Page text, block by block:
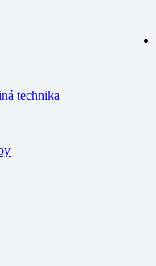
technika